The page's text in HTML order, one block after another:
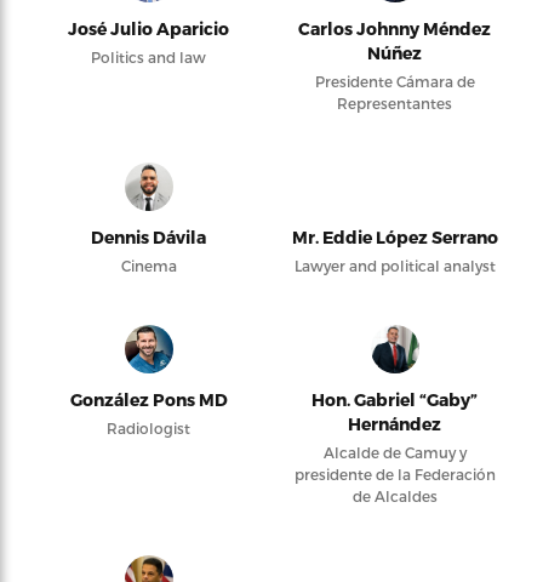
José Julio Aparicio
Politics and law
Carlos Johnny Méndez
Núñez
Presidente Cámara de
Representantes
Dennis Dávila
Cinema
Mr. Eddie López Serrano
Lawyer and political analyst
González Pons MD
Radiologist
Hon. Gabriel “Gaby”
Hernández
Alcalde de Camuy y
presidente de la Federación
de Alcaldes